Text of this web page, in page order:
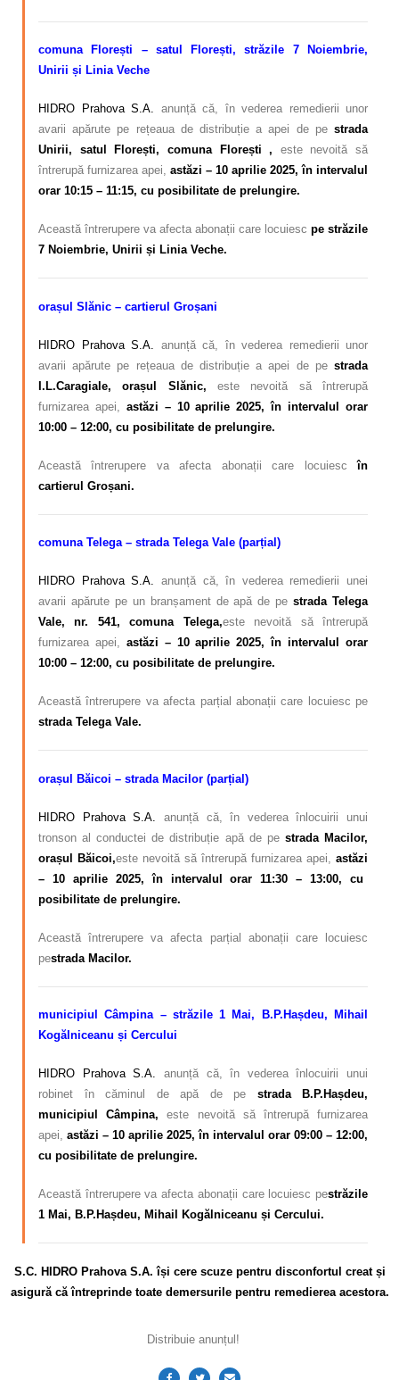
comuna Florești – satul Florești, străzile 7 Noiembrie,
Unirii și Linia Veche
HIDRO Prahova S.A. anunță că, în vederea remedierii unor
avarii apărute pe rețeaua de distribuție a apei de pe strada
Unirii, satul Florești, comuna Florești , este nevoită să
întrerupă furnizarea apei, astăzi – 10 aprilie 2025, în intervalul
orar 10:15 – 11:15, cu posibilitate de prelungire.
Această întrerupere va afecta abonații care locuiesc pe străzile
7 Noiembrie, Unirii și Linia Veche.
orașul Slănic – cartierul Groșani
HIDRO Prahova S.A. anunță că, în vederea remedierii unor
avarii apărute pe rețeaua de distribuție a apei de pe strada
I.L.Caragiale, orașul Slănic, este nevoită să întrerupă
furnizarea apei, astăzi – 10 aprilie 2025, în intervalul orar
10:00 – 12:00, cu posibilitate de prelungire.
Această întrerupere va afecta abonații care locuiescîn
cartierul Groșani.
comuna Telega – strada Telega Vale (parțial)
HIDRO Prahova S.A. anunță că, în vederea remedierii unei
avarii apărute pe un branșament de apă de pestrada Telega
Vale, nr. 541, comuna Telega,este nevoită să întrerupă
furnizarea apei, astăzi – 10 aprilie 2025, în intervalul orar
10:00 – 12:00, cu posibilitate de prelungire.
Această întrerupere va afecta parțial abonații care locuiesc pe
strada Telega Vale.
orașul Băicoi – strada Macilor (parțial)
HIDRO Prahova S.A. anunță că, în vederea înlocuirii unui
tronson al conductei de distribuție apă de pe strada Macilor,
orașul Băicoi,este nevoită să întrerupă furnizarea apei, astăzi
– 10 aprilie 2025, în intervalul orar 11:30 – 13:00, cu
posibilitate de prelungire.
Această întrerupere va afecta parțial abonații care locuiesc
pestrada Macilor.
municipiul Câmpina – străzile 1 Mai, B.P.Hașdeu, Mihail
Kogălniceanu și Cercului
HIDRO Prahova S.A. anunță că, în vederea înlocuirii unui
robinet în căminul de apă de pe strada B.P.Hașdeu,
municipiul Câmpina,este nevoită să întrerupă furnizarea
apei, astăzi – 10 aprilie 2025, în intervalul orar 09:00 – 12:00,
cu posibilitate de prelungire.
Această întrerupere va afecta abonații care locuiesc pestrăzile
1 Mai, B.P.Hașdeu, Mihail Kogălniceanu și Cercului.
S.C. HIDRO Prahova S.A. își cere scuze pentru disconfortul creat și
asigură că întreprinde toate demersurile pentru remedierea acestora.
Distribuie anunțul!